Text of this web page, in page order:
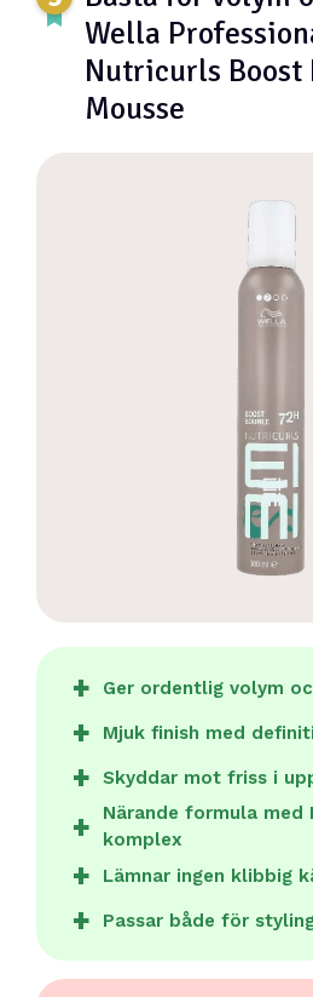
Wella
Nutricurls Boost
Mousse
Ger ordentlig volym
Mjuk finish med
Skyddar mot friss i
Närande formula med
komplex
Lämnar ingen klibbig
Passar både för